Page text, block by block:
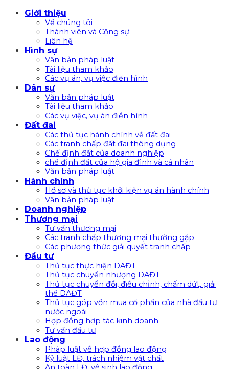
Giới thiệu
Về chúng tôi
Thành viên và Cộng sự
Liên hệ
Hình sự
Văn bản pháp luật
Tài liệu tham khảo
Các vụ án, vụ việc điển hình
Dân sự
Văn bản pháp luật
Tài liệu tham khảo
Các vụ việc, vụ án điển hình
Đất đai
Các thủ tục hành chính về đất đai
Các tranh chấp đất đai thông dụng
Chế định đất của doanh nghiệp
chế định đất của hộ gia đình và cá nhân
Văn bản pháp luật
Hành chính
Hồ sơ và thủ tục khởi kiện vụ án hành chính
Văn bản pháp luật
Doanh nghiệp
Thương mại
Tư vấn thương mại
Các tranh chấp thương mại thường gặp
Các phương thức giải quyết tranh chấp
Đầu tư
Thủ tục thực hiện DAĐT
Thủ tục chuyển nhượng DAĐT
Thủ tục chuyển đổi, điều chỉnh, chấm dứt, giải
thể DAĐT
Thủ tục góp vồn mua cổ phần của nhà đầu tư
nước ngoài
Hợp đồng hợp tác kinh doanh
Tư vấn đầu tư
Lao động
Pháp luật về hợp đồng lao động
Kỷ luật LĐ, trách nhiệm vật chất